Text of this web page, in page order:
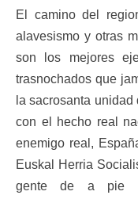
El camino del
alavesismo y otras
son los mejores
trasnochados que
la sacrosanta
con el hecho real
enemigo real,
Euskal Herria
gente de a pie